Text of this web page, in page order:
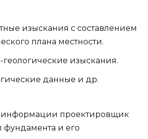
изыскания с составлением
плана местности.
изыскания.
данные и др.
информации проектировщик
фундамента и его